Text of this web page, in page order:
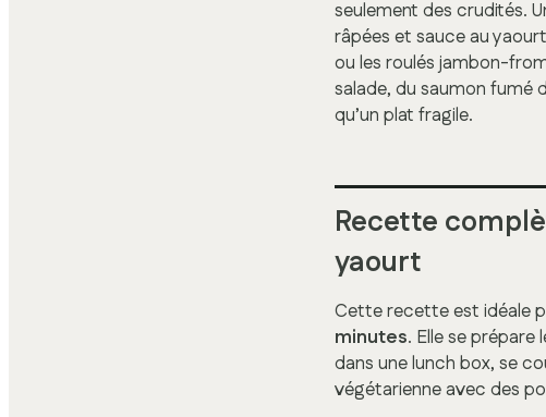
seulement des crudités.
râpées et sauce au
ou les roulés jambon-
salade, du saumon fumé
qu’un plat fragile.
Recette
yaourt
Cette recette est idéale
minutes. Elle se prépare
dans une lunch box, se
végétarienne avec des